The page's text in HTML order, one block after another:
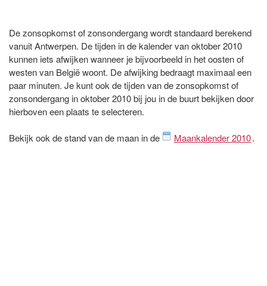
De zonsopkomst of zonsondergang wordt standaard berekend
vanuit Antwerpen. De tijden in de kalender van oktober 2010
kunnen iets afwijken wanneer je bijvoorbeeld in het oosten of
westen van België woont. De afwijking bedraagt maximaal een
paar minuten. Je kunt ook de tijden van de zonsopkomst of
zonsondergang in oktober 2010 bij jou in de buurt bekijken door
hierboven een plaats te selecteren.
Bekijk ook de stand van de maan in de Maankalender 2010.